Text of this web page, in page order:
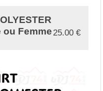
Femme 25.00 €